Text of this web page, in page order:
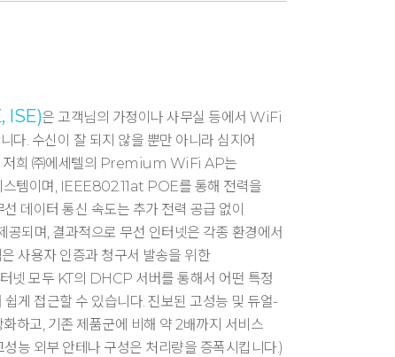
ISE)은 고객님의 가정이나 사무실 등에서 WiFi
다. 수신이 잘 되지 않을 뿐만 아니라 심지어
. 저희 ㈜에세텔의 Premium WiFi AP는
템이며, IEEE802.11at POE를 통해 전력을
이터 통신 속도는 추가 전력 공급 없이
며, 결과적으로 무선 인터넷은 각종 환경에서
사용자 인증과 청구서 발송을 위한
넷 모두 KT의 DHCP 서버를 통해서 어떤 특정
게 접근할 수 있습니다. 진보된 고성능 및 듀얼-
하고, 기존 제품군에 비해 약 2배까지 서비스
능 외부 안테나 구성은 처리량을 증폭시킵니다.)